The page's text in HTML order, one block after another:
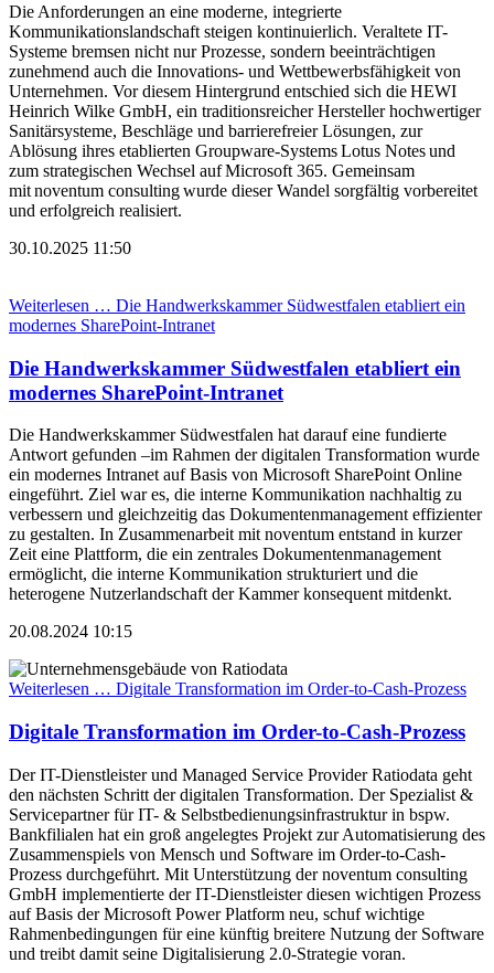
Die Anforderungen an eine moderne, integrierte
Kommunikationslandschaft steigen kontinuierlich. Veraltete IT-
Systeme bremsen nicht nur Prozesse, sondern beeinträchtigen
zunehmend auch die Innovations- und Wettbewerbsfähigkeit von
Unternehmen. Vor diesem Hintergrund entschied sich die HEWI
Heinrich Wilke GmbH, ein traditionsreicher Hersteller hochwertiger
Sanitärsysteme, Beschläge und barrierefreier Lösungen, zur
Ablösung ihres etablierten Groupware-Systems Lotus Notes und
zum strategischen Wechsel auf Microsoft 365. Gemeinsam
mit noventum consulting wurde dieser Wandel sorgfältig vorbereitet
und erfolgreich realisiert.
30.10.2025 11:50
Weiterlesen … Die Handwerkskammer Südwestfalen etabliert ein
modernes SharePoint-Intranet
Die Handwerkskammer Südwestfalen etabliert ein
modernes SharePoint-Intranet
Die Handwerkskammer Südwestfalen hat darauf eine fundierte
Antwort gefunden –im Rahmen der digitalen Transformation wurde
ein modernes Intranet auf Basis von Microsoft SharePoint Online
eingeführt. Ziel war es, die interne Kommunikation nachhaltig zu
verbessern und gleichzeitig das Dokumentenmanagement effizienter
zu gestalten. In Zusammenarbeit mit noventum entstand in kurzer
Zeit eine Plattform, die ein zentrales Dokumentenmanagement
ermöglicht, die interne Kommunikation strukturiert und die
heterogene Nutzerlandschaft der Kammer konsequent mitdenkt.
20.08.2024 10:15
Weiterlesen … Digitale Transformation im Order-to-Cash-Prozess
Digitale Transformation im Order-to-Cash-Prozess
Der IT-Dienstleister und Managed Service Provider Ratiodata geht
den nächsten Schritt der digitalen Transformation. Der Spezialist &
Servicepartner für IT- & Selbstbedienungsinfrastruktur in bspw.
Bankfilialen hat ein groß angelegtes Projekt zur Automatisierung des
Zusammenspiels von Mensch und Software im Order-to-Cash-
Prozess durchgeführt. Mit Unterstützung der noventum consulting
GmbH implementierte der IT-Dienstleister diesen wichtigen Prozess
auf Basis der Microsoft Power Platform neu, schuf wichtige
Rahmenbedingungen für eine künftig breitere Nutzung der Software
und treibt damit seine Digitalisierung 2.0-Strategie voran.